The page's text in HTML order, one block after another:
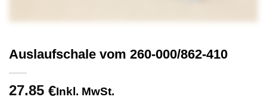
Auslaufschale vom 260-000/862-410
27.85 €Inkl. MwSt.